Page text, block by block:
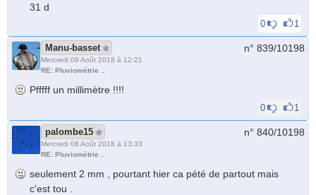
31 d
0 1
Manu-basset
Mercredi 08 Août 2018 à 12:21
RE: Pluviométrie ..
n° 839/10198
Pfffff un millimètre !!!!
0 1
palombe15
Mercredi 08 Août 2018 à 13:33
RE: Pluviométrie ..
n° 840/10198
seulement 2 mm , pourtant hier ca pété de partout mais
c'est tou .